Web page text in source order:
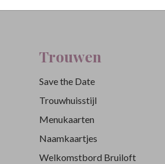
Trouwen
Save the Date
Trouwhuisstijl
Menukaarten
Naamkaartjes
Welkomstbord Bruiloft